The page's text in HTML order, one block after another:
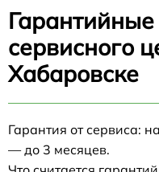
Гарантийные
сервисного
Хабаровске
Гарантия от сервиса:
— до 3 месяцев.